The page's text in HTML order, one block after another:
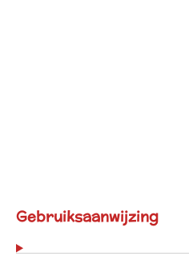
Gebruiksaanwijzing